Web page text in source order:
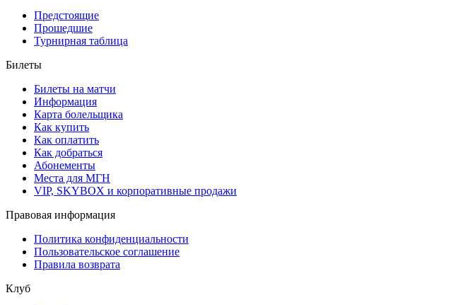
Предстоящие
Прошедшие
Турнирная таблица
Билеты
Билеты на матчи
Информация
Карта болельщика
Как купить
Как оплатить
Как добраться
Абонементы
Места для МГН
VIP, SKYBOX и корпоративные продажи
Правовая информация
Политика конфиденциальности
Пользовательское соглашение
Правила возврата
Клуб